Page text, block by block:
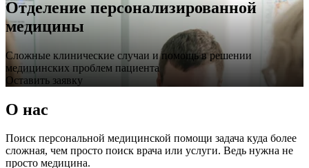
Отделение персонализированной
медицины
Сложные клинические случаи и помощь в решении
медицинских проблем пациента
Оставить заявку
О нас
Поиск персональной медицинской помощи задача куда более
сложная, чем просто поиск врача или услуги. Ведь нужна не
просто медицина.